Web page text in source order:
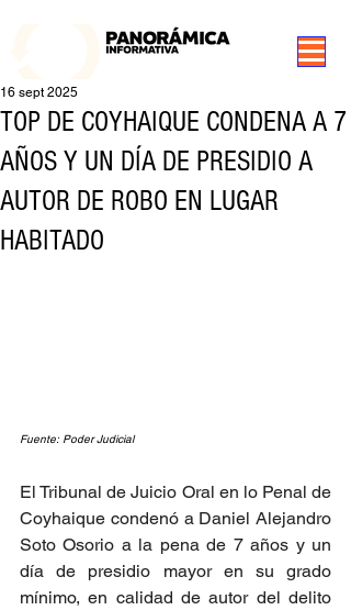
TOP DE COYHAIQUE CONDENA A 7
AÑOS Y UN DÍA DE PRESIDIO A
AUTOR DE ROBO EN LUGAR
HABITADO
16 sept 2025
Fuente: Poder Judicial
El Tribunal de Juicio Oral en lo Penal de
Coyhaique condenó a Daniel Alejandro
Soto Osorio a la pena de 7 años y un
día de presidio mayor en su grado
mínimo, en calidad de autor del delito